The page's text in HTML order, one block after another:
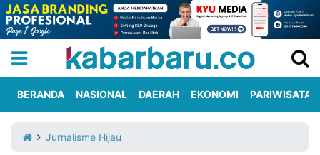
Iklan
Berita
Kami
BERANDA NASIONAL DAERAH EKONOMI PARIWISATA
Jurnalisme Hijau